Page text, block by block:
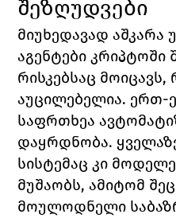
შეზღუდვები
მიუხედავად აშკარა
აგენტები კრიპტოში
რისკებსაც
აუცილებელია. ერთ-
საფრთხეა
დაყრდნობა.
სისტემაც კი
მუშაობს, ამიტომ
მოულოდნელი